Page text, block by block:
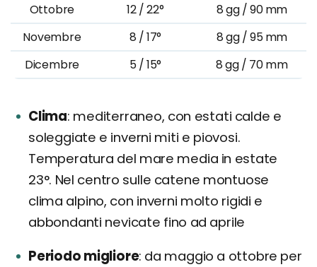
Ottobre
12 / 22°
8 gg / 90 mm
Novembre
8 / 17°
8 gg / 95 mm
Dicembre
5 / 15° 8 gg / 70 mm
Clima mediterraneo, con estati calde e
soleggiate e inverni miti e piovosi.
Temperatura del mare media in estate
23°. Nel centro sulle catene montuose
clima alpino, con inverni molto rigidi e
abbondanti nevicate fino ad aprile
Periodo migliore da maggio a ottobre per